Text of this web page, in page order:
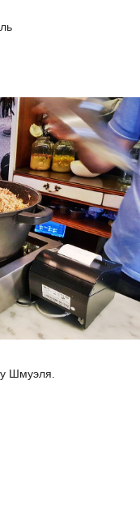
Шмуэля.